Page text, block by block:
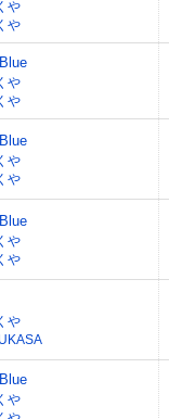
や
や
や
や
や
や
や
や
や
や